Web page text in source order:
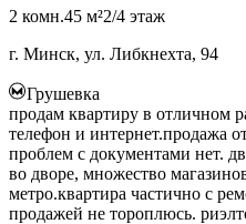
2 комн.45 м²2/4 этаж
г. Минск, ул. Либкнехта, 94
Грушевка
продам квартиру в отличном
телефон и интернет.продажа
проблем с документами нет.
во дворе, множество
метро.квартира частично с
продажей не тороплюсь.